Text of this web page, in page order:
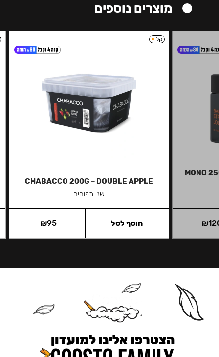
מוצרים נוספים
MONO
₪
קל
CHABACCO 200G – DOUBLE APPLE
שני תפוחים
₪95 הוסף לסל
הצטרפו אלינו למועדון